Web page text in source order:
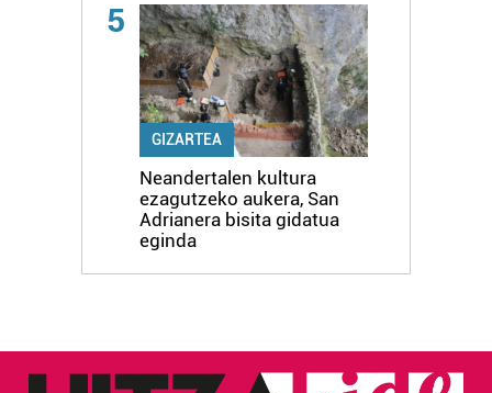
5
GIZARTEA
Neandertalen kultura
ezagutzeko aukera, San
Adrianera bisita gidatua
eginda